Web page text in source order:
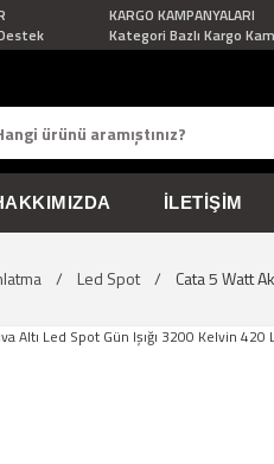
KARGO KAMPANYALARI
Kategori Bazlı Kargo
İLETIŞIM
Led Spot Cata 5 Watt